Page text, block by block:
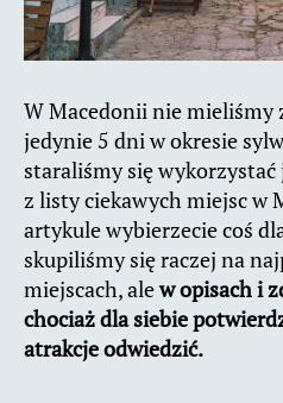
W Macedonii nie mieliśmy
jedynie 5 dni w okresie
staraliśmy się
z listy ciekawych miejsc w
artykule wybierzecie coś
skupiliśmy się raczej na
miejscach, alew opisach i
chociaż dla siebie
atrakcje odwiedzić.